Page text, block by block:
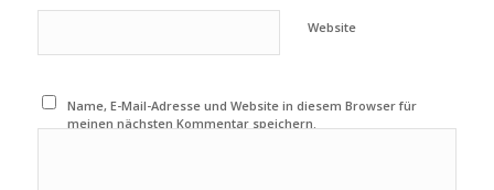
Website
Name, E-Mail-Adresse und Website in diesem Browser für
meinen nächsten Kommentar speichern.